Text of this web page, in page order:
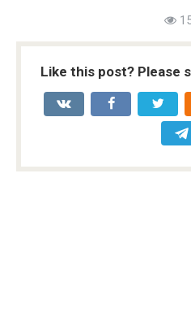
Like this post? Please